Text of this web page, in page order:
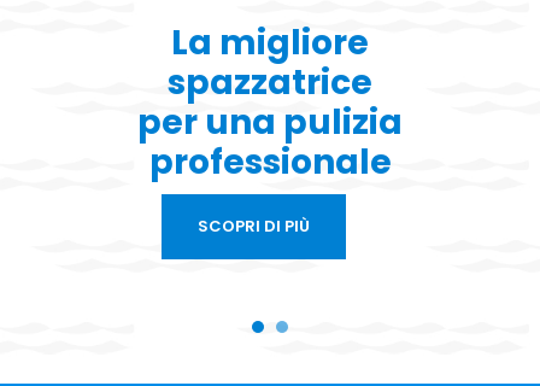
La migliore
spazzatrice
per una pulizia
professionale
SCOPRI DI PIÙ